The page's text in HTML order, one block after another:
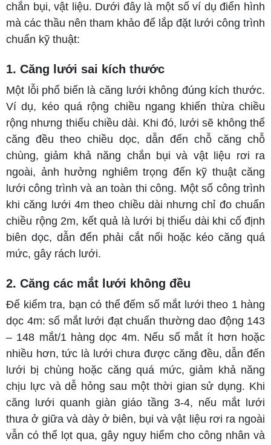
chắn bụi, vật liệu. Dưới đây là một số ví dụ điển hình
mà các thầu nên tham khảo để lắp đặt lưới công trình
chuẩn kỹ thuật:
1. Căng lưới sai kích thước
Một lỗi phổ biến là căng lưới không đúng kích thước.
Ví dụ, kéo quá rộng chiều ngang khiến thừa chiều
rộng nhưng thiếu chiều dài. Khi đó, lưới sẽ không thể
căng đều theo chiều dọc, dẫn đến chỗ căng chỗ
chùng, giảm khả năng chắn bụi và vật liệu rơi ra
ngoài, ảnh hưởng nghiêm trọng đến kỹ thuật căng
lưới công trình và an toàn thi công. Một số công trình
khi căng lưới 4m theo chiều dài nhưng chỉ đo chuẩn
chiều rộng 2m, kết quả là lưới bị thiếu dài khi cố định
biên dọc, dẫn đến phải cắt nối hoặc kéo căng quá
mức, gây rách lưới.
2. Căng các mắt lưới không đều
Để kiểm tra, bạn có thể đếm số mắt lưới theo 1 hàng
dọc 4m: số mắt lưới đạt chuẩn thường dao động 143
– 148 mắt/1 hàng dọc 4m. Nếu số mắt ít hơn hoặc
nhiều hơn, tức là lưới chưa được căng đều, dẫn đến
lưới bị chùng hoặc căng quá mức, giảm khả năng
chịu lực và dễ hỏng sau một thời gian sử dụng. Khi
căng lưới quanh giàn giáo tầng 3-4, nếu mắt lưới
thưa ở giữa và dày ở biên, bụi và vật liệu rơi ra ngoài
vẫn có thể lọt qua, gây nguy hiểm cho công nhân và